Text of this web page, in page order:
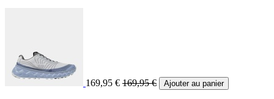
169,95 € 169,95€ Ajouter au panier